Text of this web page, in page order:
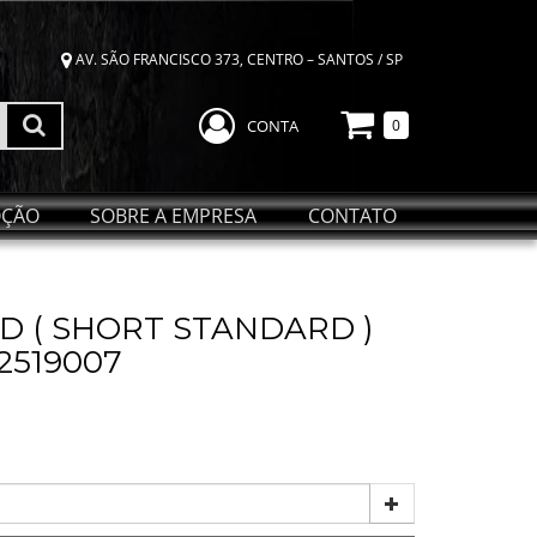
AV. SÃO FRANCISCO 373, CENTRO – SANTOS / SP
CONTA 0
SOBRE A EMPRESA CONTATO
( SHORT STANDARD )